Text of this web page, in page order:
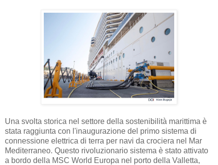
Una svolta storica nel settore della sostenibilità marittima è
stata raggiunta con l'inaugurazione del primo sistema di
connessione elettrica di terra per navi da crociera nel Mar
Mediterraneo. Questo rivoluzionario sistema è stato attivato
a bordo della MSC World Europa nel porto della Valletta,